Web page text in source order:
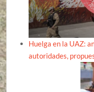
Huelga en la UAZ:
autoridades,